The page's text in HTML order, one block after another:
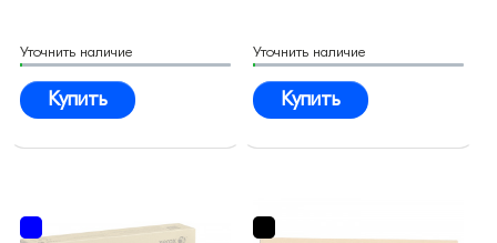
Уточнить наличие
Купить
Уточнить наличие
Купить